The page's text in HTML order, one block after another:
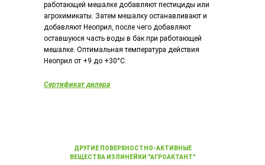
работающей мешалке добавляют пестициды или
агрохимикаты. Затем мешалку останавливают и
добавляют Неоприл, после чего добавляют
оставшуюся часть воды в бак при работающей
мешалке. Оптимальная температура действия
Неоприл от +9 до +30°C.
Сертификат дилера
ДРУГИЕ ПОВЕРХНОСТНО-АКТИВНЫЕ
ВЕЩЕСТВА ИЗ ЛИНЕЙКИ "АГРОАКТАНТ"